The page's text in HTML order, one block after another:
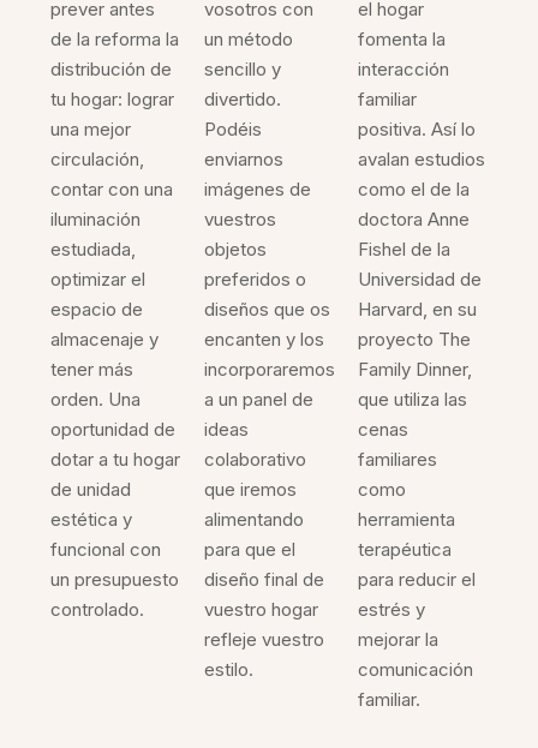
prever antes
de la reforma la
distribución de
tu hogar: lograr
una mejor
circulación,
contar con una
iluminación
estudiada,
optimizar el
espacio de
almacenaje y
tener más
orden. Una
oportunidad de
dotar a tu hogar
de unidad
estética y
funcional con
un presupuesto
controlado.
vosotros con
un método
sencillo y
divertido.
Podéis
enviarnos
imágenes de
vuestros
objetos
preferidos o
diseños que os
encanten y los
incorporaremos
a un panel de
ideas
colaborativo
que iremos
alimentando
para que el
diseño final de
vuestro hogar
refleje vuestro
estilo.
el hogar
fomenta la
interacción
familiar
positiva. Así lo
avalan estudios
como el de la
doctora Anne
Fishel de la
Universidad de
Harvard, en su
proyecto The
Family Dinner,
que utiliza las
cenas
familiares
como
herramienta
terapéutica
para reducir el
estrés y
mejorar la
comunicación
familiar.